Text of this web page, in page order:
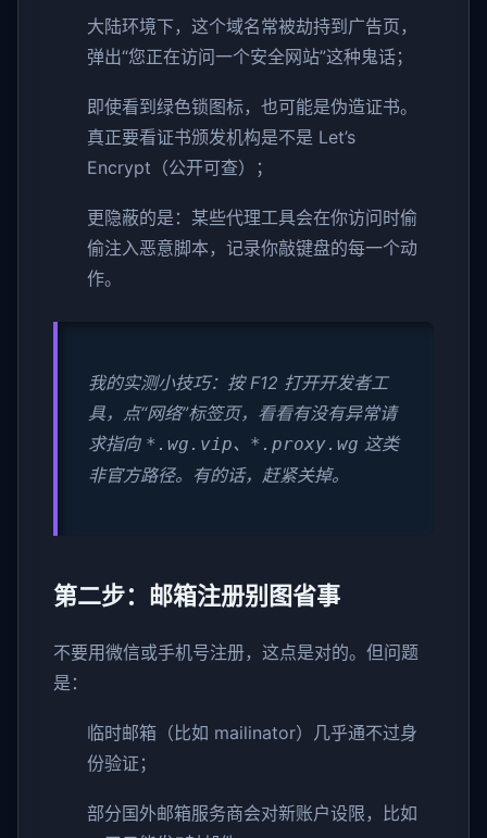
大陆环境下，这个域名常被劫持到广告页，
弹出“您正在访问一个安全网站”这种鬼话；
即使看到绿色锁图标，也可能是伪造证书。
真正要看证书颁发机构是不是 Let’s
Encrypt（公开可查）；
更隐蔽的是：某些代理工具会在你访问时偷
偷注入恶意脚本，记录你敲键盘的每一个动
作。
我的实测小技巧：按 F12 打开开发者工
具，点“网络”标签页，看看有没有异常请
求指向 *.wg.vip、 *.proxy.wg 这类
非官方路径。有的话，赶紧关掉。
第二步：邮箱注册别图省事
不要用微信或手机号注册，这点是对的。但问题
是：
临时邮箱（比如 mailinator）几乎通不过身
份验证；
部分国外邮箱服务商会对新账户设限，比如